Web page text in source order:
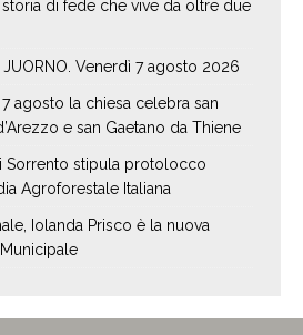
storia di fede che vive da oltre due
JUORNO. Venerdì 7 agosto 2026
agosto la chiesa celebra san
e san Gaetano da Thiene
Sorrento stipula protolocco
Agroforestale Italiana
Iolanda Prisco è la nuova